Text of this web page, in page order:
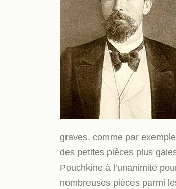
graves, comme par
des petites pièces plus
Pouchkine à l’unanimité
nombreuses pièces parmi